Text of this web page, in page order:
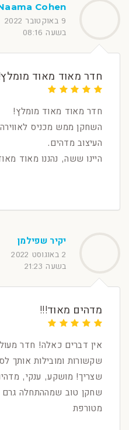
Cohen
9 באוקטובר 2022
בשעה 08:16
חדר מאוד מאוד
חדר מאוד מאוד מומלץ!
השחקן ממש מכניס
העיצוב מדהים.
היינו ששה, נהננו מאוד
יקיר שפילמן
2 באוגוסט 2022
בשעה 21:23
מדהים מאוד!!!
אין דברים כאלה! חדר
שקשורות ומובילות אותך
שצריך! מושקע, ענקי,
שחקן טוב שמההתחלה גרם
מטורפת